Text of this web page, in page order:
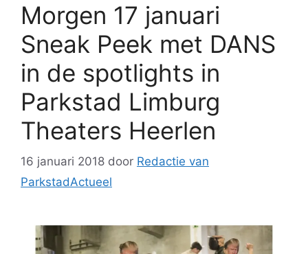
Morgen 17 januari
Sneak Peek met DANS
in de spotlights in
Parkstad Limburg
Theaters Heerlen
16 januari 2018 door Redactie van
ParkstadActueel